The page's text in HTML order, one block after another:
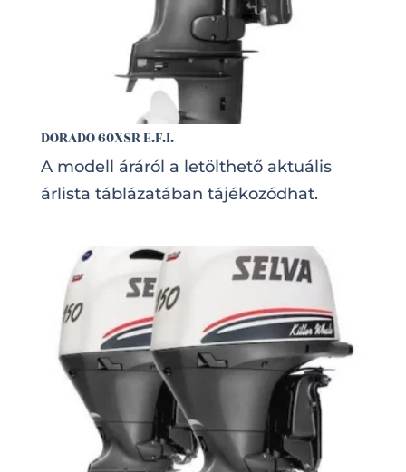
DORADO 60XSR E.F.I.
A modell áráról a letölthető aktuális
árlista táblázatában tájékozódhat.